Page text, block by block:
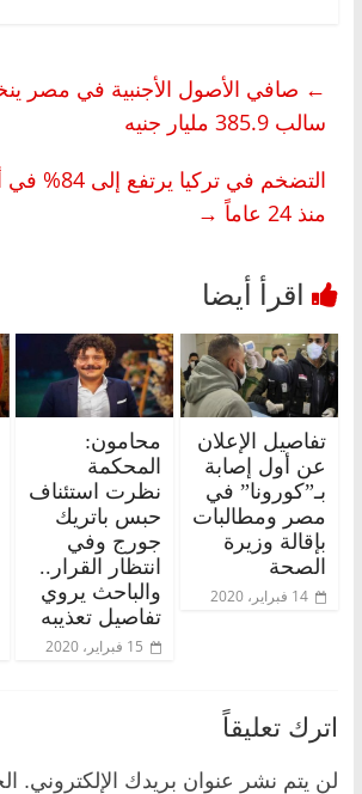
← صافي الأصول الأجنبية في مصر
سالب 385.9 مليار جنيه
التضخم في
منذ 24 عاماً
→
تفاصيل الإعلان
عن أول إصابة
بـ”كورونا” في
مصر ومطالبات
بإقالة وزيرة
الصحة
14 فبراير، 2020
محامون:
المحكمة
نظرت استئناف
حبس باتريك
جورج وفي
انتظار القرار..
والباحث يروي
تفاصيل تعذيبه
15 فبراير، 2020
اترك تعليقاً
لن يتم نشر عنوان بريدك الإلكتروني.